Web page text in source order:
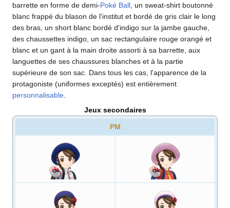
barrette en forme de demi-Poké Ball , un sweat-shirt boutonné
blanc frappé du blason de l'institut et bordé de gris clair le long
des bras, un short blanc bordé d'indigo sur la jambe gauche,
des chaussettes indigo, un sac rectangulaire rouge orangé et
blanc et un gant à la main droite assorti à sa barrette, aux
languettes de ses chaussures blanches et à la partie
supérieure de son sac. Dans tous les cas, l'apparence de la
protagoniste (uniformes exceptés) est entièrement
personnalisable
Jeux secondaires
PM